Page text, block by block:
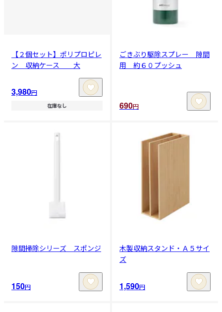
【２個セット】ポリプロピレ
ン 収納ケース 大
3,980円
在庫なし
ごきぶり駆除スプレー 隙間
用 約６０プッシュ
690円
隙間掃除シリーズ スポンジ
150円
木製収納スタンド・Ａ５サイ
ズ
1,590円